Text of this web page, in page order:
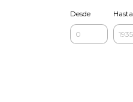
Desde Hasta